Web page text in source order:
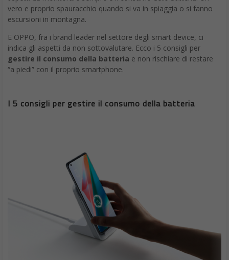
vero e proprio spauracchio quando si va in spiaggia o si fanno
escursioni in montagna.
E OPPO, fra i brand leader nel settore degli smart device, ci
indica gli aspetti da non sottovalutare. Ecco i 5 consigli per
gestire il consumo della batteria e non rischiare di restare
“a piedi” con il proprio smartphone.
I 5 consigli per gestire il consumo della batteria